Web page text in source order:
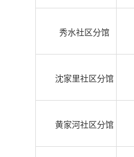
秀水社区分馆
沈家里社区分馆
黄家河社区分馆